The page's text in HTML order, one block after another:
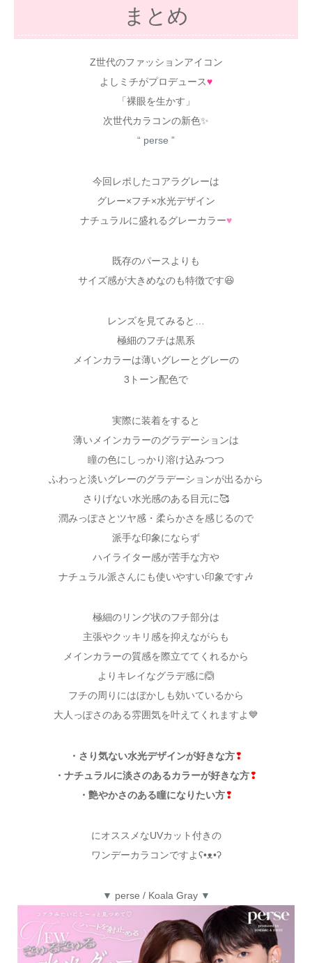
まとめ
Z世代のファッションアイコン
よしミチがプロデュース♥
「裸眼を生かす」
次世代カラコンの新色✨
“ perse ”
今回レポしたコアラグレーは
グレー×フチ×水光デザイン
ナチュラルに盛れるグレーカラー♥
既存のパースよりも
サイズ感が大きめなのも特徴です😆
レンズを見てみると…
極細のフチは黒系
メインカラーは薄いグレーとグレーの
3トーン配色で
実際に装着をすると
薄いメインカラーのグラデーションは
瞳の色にしっかり溶け込みつつ
ふわっと淡いグレーのグラデーションが出るから
さりげない水光感のある目元に🥰
潤みっぽさとツヤ感・柔らかさを感じるので
派手な印象にならず
ハイライター感が苦手な方や
ナチュラル派さんにも使いやすい印象です🎶
極細のリング状のフチ部分は
主張やクッキリ感を抑えながらも
メインカラーの質感を際立ててくれるから
よりキレイなグラデ感に🙆
フチの周りにはぼかしも効いているから
大人っぽさのある雰囲気を叶えてくれますよ💙
・さり気ない水光デザインが好きな方❢
・ナチュラルに淡さのあるカラーが好きな方❢
・艶やかさのある瞳になりたい方❢
にオススメなUVカット付きの
ワンデーカラコンですよʕ•ᴥ•ʔ
▼ perse / Koala Gray ▼